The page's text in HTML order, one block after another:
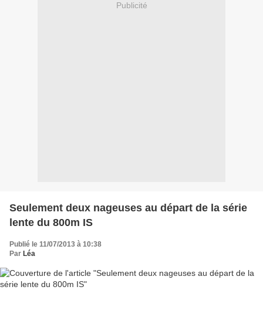
Publicité
Seulement deux nageuses au départ de la série
lente du 800m IS
Publié le 11/07/2013 à 10:38
Par Léa